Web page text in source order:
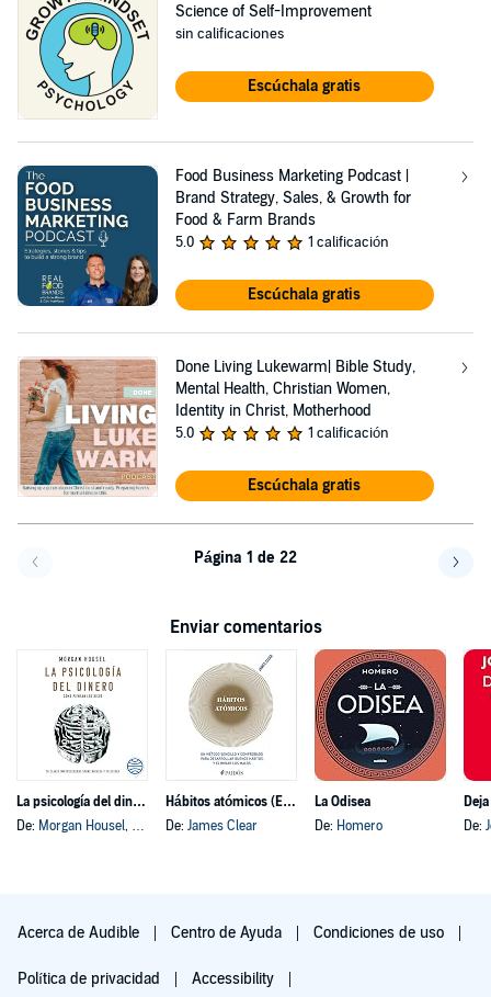
Science of Self-Improvement
sin calificaciones
Escúchala gratis
Food Business Marketing Podcast |
Brand Strategy, Sales, & Growth for
Food & Farm Brands
5.0 1 calificación
Escúchala gratis
Done Living Lukewarm| Bible Study,
Mental Health, Christian Women,
Identity in Christ, Motherhood
5.0 1 calificación
Escúchala gratis
Página 1 de 22
Enviar comentarios
La psicología del dinero
De: Morgan Housel, y otros
Hábitos atómicos (Español neutro)
De: James Clear
La Odisea
De: Homero
De:
Acerca de Audible Centro de Ayuda Condiciones de uso
Política de privacidad Accessibility